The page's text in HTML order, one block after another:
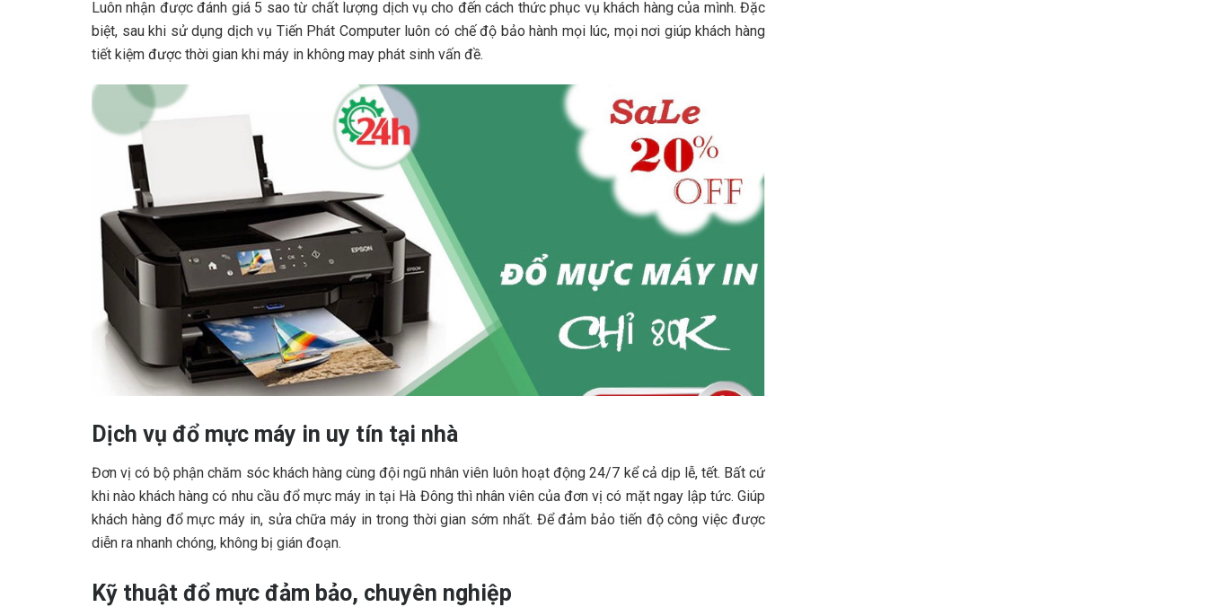
Luôn nhận được đánh giá 5 sao từ chất lượng dịch vụ cho đến cách thức phục vụ khách hàng của mình. Đặc
biệt, sau khi sử dụng dịch vụ Tiến Phát Computer luôn có chế độ bảo hành mọi lúc, mọi nơi giúp khách hàng
tiết kiệm được thời gian khi máy in không may phát sinh vấn đề.
Dịch vụ đổ mực máy in uy tín tại nhà
Đơn vị có bộ phận chăm sóc khách hàng cùng đội ngũ nhân viên luôn hoạt động 24/7 kể cả dịp lễ, tết. Bất cứ
khi nào khách hàng có nhu cầu đổ mực máy in tại Hà Đông thì nhân viên của đơn vị có mặt ngay lập tức. Giúp
khách hàng đổ mực máy in, sửa chữa máy in trong thời gian sớm nhất. Để đảm bảo tiến độ công việc được
diễn ra nhanh chóng, không bị gián đoạn.
Kỹ thuật đổ mực đảm bảo, chuyên nghiệp